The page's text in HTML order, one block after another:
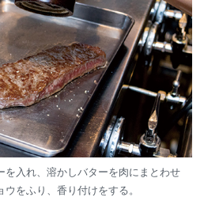
を入れ、溶かしバターを肉にまとわせ
をふり、香り付けをする。